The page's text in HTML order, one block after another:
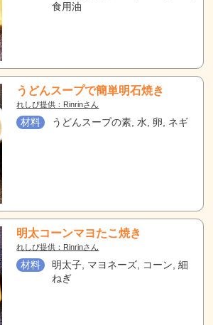
食用油
うどんスープで簡単明石焼き
れしぴ提供：Rinrinさん
材料 うどんスープの素, 水, 卵, ネギ
明太コーンマヨたこ焼き
れしぴ提供：Rinrinさん
材料
明太子, マヨネーズ, コーン, 細
ねぎ